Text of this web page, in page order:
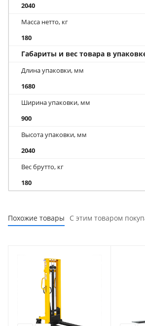
2040
Масса нетто, кг
180
Габариты и вес товара в
Длина упаковки, мм
1680
Ширина упаковки, мм
900
Высота упаковки, мм
2040
Вес брутто, кг
180
Похожие товары С этим товаром